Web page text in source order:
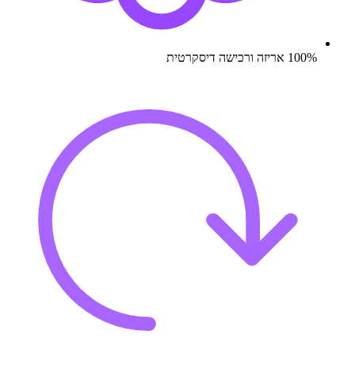
100% אריזה ורכישה דיסקרטית